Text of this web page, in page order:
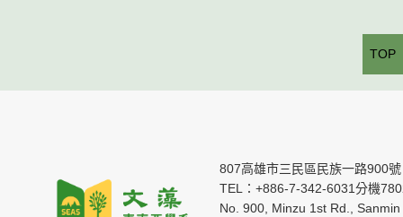
807高雄市三民區民族一路900號
TEL：+886-7-342-6031分機
No. 900, Minzu 1st Rd.,
TOP